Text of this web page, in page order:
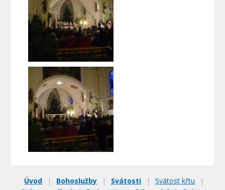
Úvod | Bohoslužby | Svátosti | Svátost křtu
|